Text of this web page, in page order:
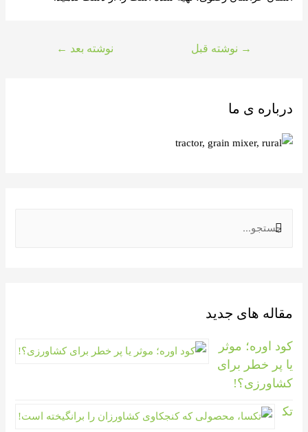
درباره ی ما
مقاله های جدید
کود اوره؛ موثر
یا پر خطر برای
کشاورزی؟!
تک
→ نوشته قبل نوشته بعد ←